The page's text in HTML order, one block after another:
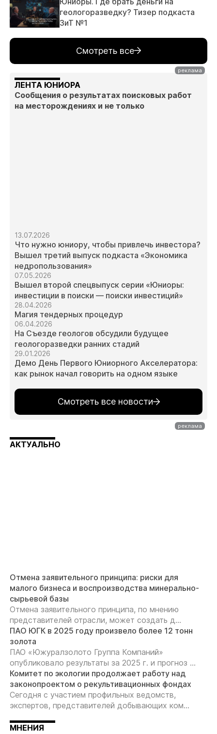
геологоразведку? Тизер подкаста
ЗиТ №1
Смотреть все
ЛЕНТА ЮНИОРА
Сообщения о результатах поисковых работ
на месторождениях и не только
13.07.2026
Что нужно юниору, чтобы привлечь инвестора?
Вышел третий выпуск подкаста «Экономика
недропользования»
07.05.2026
Вышел второй спецвыпуск серии «Юниоры:
инвестиции в поиски — поиски инвестиций»
28.04.2026
Магия тендерных процедур
06.04.2026
На Съезде геологов обсудили будущее
геологоразведки ранних стадий
29.01.2026
Демо День Первого Юниорного Акселератора:
как рынок начал говорить на одном языке
Смотреть все новости
АКТУАЛЬНО
Отмена заявительного принципа: риски для
малого бизнеса и воспроизводства минерально-
сырьевой базы
Отмена заявительного принципа, по мнению
представителей отрасли, может создать д...
ПАО ЮГК в 2025 году произвело более 12 тонн
золота
ПАО «Южуралзолото Группа Компаний»
опубликовало результаты за 2025 г. и прогноз ...
Комитет по экологии продолжает работу над
законопроектом о рекультивационных фондах
Сегодня с участием профильных ведомств,
экспертов, представителей добывающих ком...
МНЕНИЯ